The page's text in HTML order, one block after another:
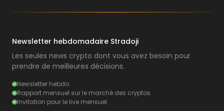
Newsletter hebdomadaire Stradoji
Les seules news crypto dont vous avez besoin pour
prendre de meilleures décisions.
Newsletter hebdo
Rapport mensuel sur le marché des cryptos
Invitation pour le live mensuel